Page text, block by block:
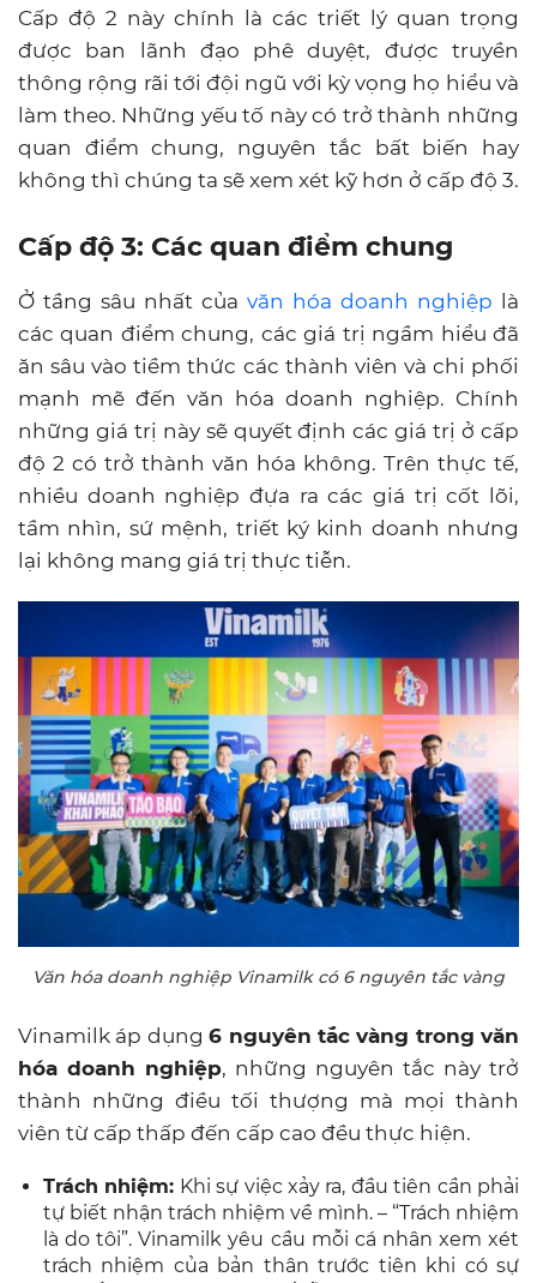
Cấp độ 2 này chính là các triết lý quan trọng
được ban lãnh đạo phê duyệt, được truyền
thông rộng rãi tới đội ngũ với kỳ vọng họ hiểu và
làm theo. Những yếu tố này có trở thành những
quan điểm chung, nguyên tắc bất biến hay
không thì chúng ta sẽ xem xét kỹ hơn ở cấp độ 3.
Cấp độ 3: Các quan điểm chung
Ở tầng sâu nhất của văn hóa doanh nghiệp là
các quan điểm chung, các giá trị ngầm hiểu đã
ăn sâu vào tiềm thức các thành viên và chi phối
mạnh mẽ đến văn hóa doanh nghiệp. Chính
những giá trị này sẽ quyết định các giá trị ở cấp
độ 2 có trở thành văn hóa không. Trên thực tế,
nhiều doanh nghiệp đựa ra các giá trị cốt lõi,
tầm nhìn, sứ mệnh, triết ký kinh doanh nhưng
lại không mang giá trị thực tiễn.
Văn hóa doanh nghiệp Vinamilk có 6 nguyên tắc vàng
Vinamilk áp dụng6 nguyên tắc vàng trong văn
hóa doanh nghiệp, những nguyên tắc này trở
thành những điều tối thượng mà mọi thành
viên từ cấp thấp đến cấp cao đều thực hiện.
Trách nhiệm: Khi sự việc xảy ra, đầu tiên cần phải
tự biết nhận trách nhiệm về mình. – “Trách nhiệm
là do tôi”. Vinamilk yêu cầu mỗi cá nhân xem xét
trách nhiệm của bản thân trước tiên khi có sự